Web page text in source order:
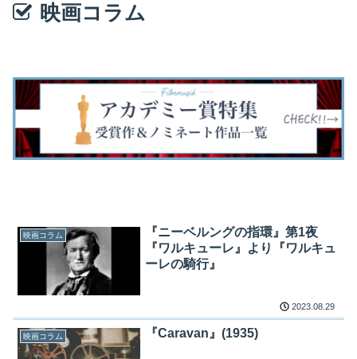
映画コラム
映画コラム
『ニーベルングの指環』第1夜
『ワルキューレ』より『ワルキュ
ーレの騎行』
2023.08.29
映画コラム 『Caravan』(1935)